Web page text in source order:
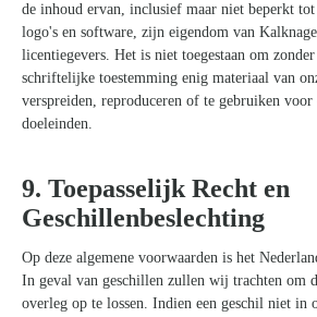
de inhoud ervan, inclusief maar niet beperkt
logo's en software, zijn eigendom van
licentiegevers. Het is niet toegestaan om
schriftelijke toestemming enig materiaal van
verspreiden, reproduceren of te gebruiken voor
doeleinden.
9. Toepasselijk Recht en
Geschillenbeslechting
Op deze algemene voorwaarden is het
In geval van geschillen zullen wij trachten om
overleg op te lossen. Indien een geschil niet in